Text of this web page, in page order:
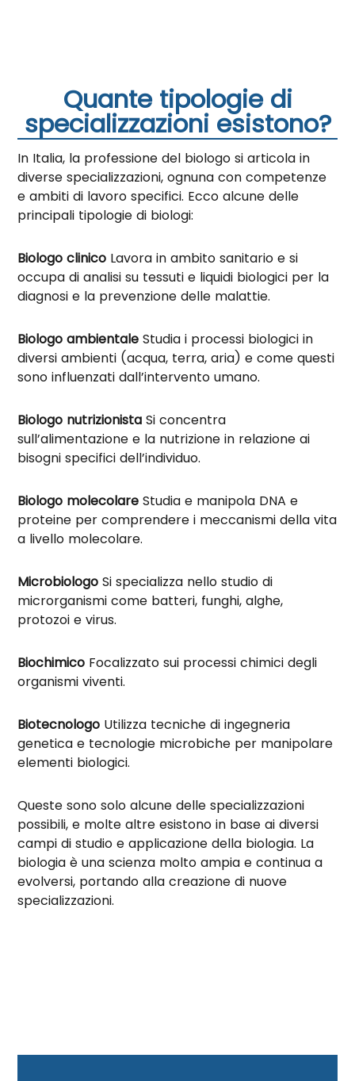
Quante tipologie di
specializzazioni esistono?
In Italia, la professione del biologo si articola in
diverse specializzazioni, ognuna con competenze
e ambiti di lavoro specifici. Ecco alcune delle
principali tipologie di biologi:
Biologo clinico Lavora in ambito sanitario e si
occupa di analisi su tessuti e liquidi biologici per la
diagnosi e la prevenzione delle malattie.
Biologo ambientale Studia i processi biologici in
diversi ambienti (acqua, terra, aria) e come questi
sono influenzati dall’intervento umano.
Biologo nutrizionista Si concentra
sull’alimentazione e la nutrizione in relazione ai
bisogni specifici dell’individuo.
Biologo molecolare Studia e manipola DNA e
proteine per comprendere i meccanismi della vita
a livello molecolare.
Microbiologo Si specializza nello studio di
microrganismi come batteri, funghi, alghe,
protozoi e virus.
Biochimico Focalizzato sui processi chimici degli
organismi viventi.
Biotecnologo Utilizza tecniche di ingegneria
genetica e tecnologie microbiche per manipolare
elementi biologici.
Queste sono solo alcune delle specializzazioni
possibili, e molte altre esistono in base ai diversi
campi di studio e applicazione della biologia. La
biologia è una scienza molto ampia e continua a
evolversi, portando alla creazione di nuove
specializzazioni.